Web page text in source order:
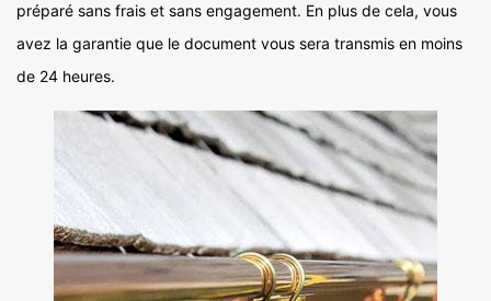
préparé sans frais et sans engagement. En plus de cela, vous
avez la garantie que le document vous sera transmis en moins
de 24 heures.